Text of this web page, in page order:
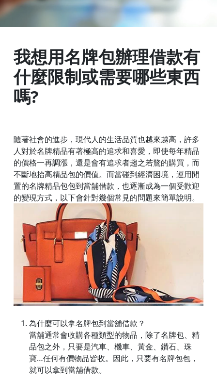
我想用名牌包辦理借款有
什麼限制或需要哪些東西
嗎?
隨著社會的進步，現代人的生活品質也越來越高，許多
人對於名牌精品有著極高的追求和喜愛，即使每年精品
的價格一再調漲，還是會有追求者趨之若鶩的購買，而
不斷地抬高精品包的價值。而當碰到經濟困境，運用閒
置的名牌精品包包到當舖借款，也逐漸成為一個受歡迎
的變現方式，以下會針對幾個常見的問題來簡單說明。
為什麼可以拿名牌包到當舖借款？
當舖通常會收購各種類型的物品，除了名牌包、精
品包之外，只要是汽車、機車、黃金、鑽石、珠
寶…任何有價物品皆收。因此，只要有名牌包包，
就可以拿到當舖借款。